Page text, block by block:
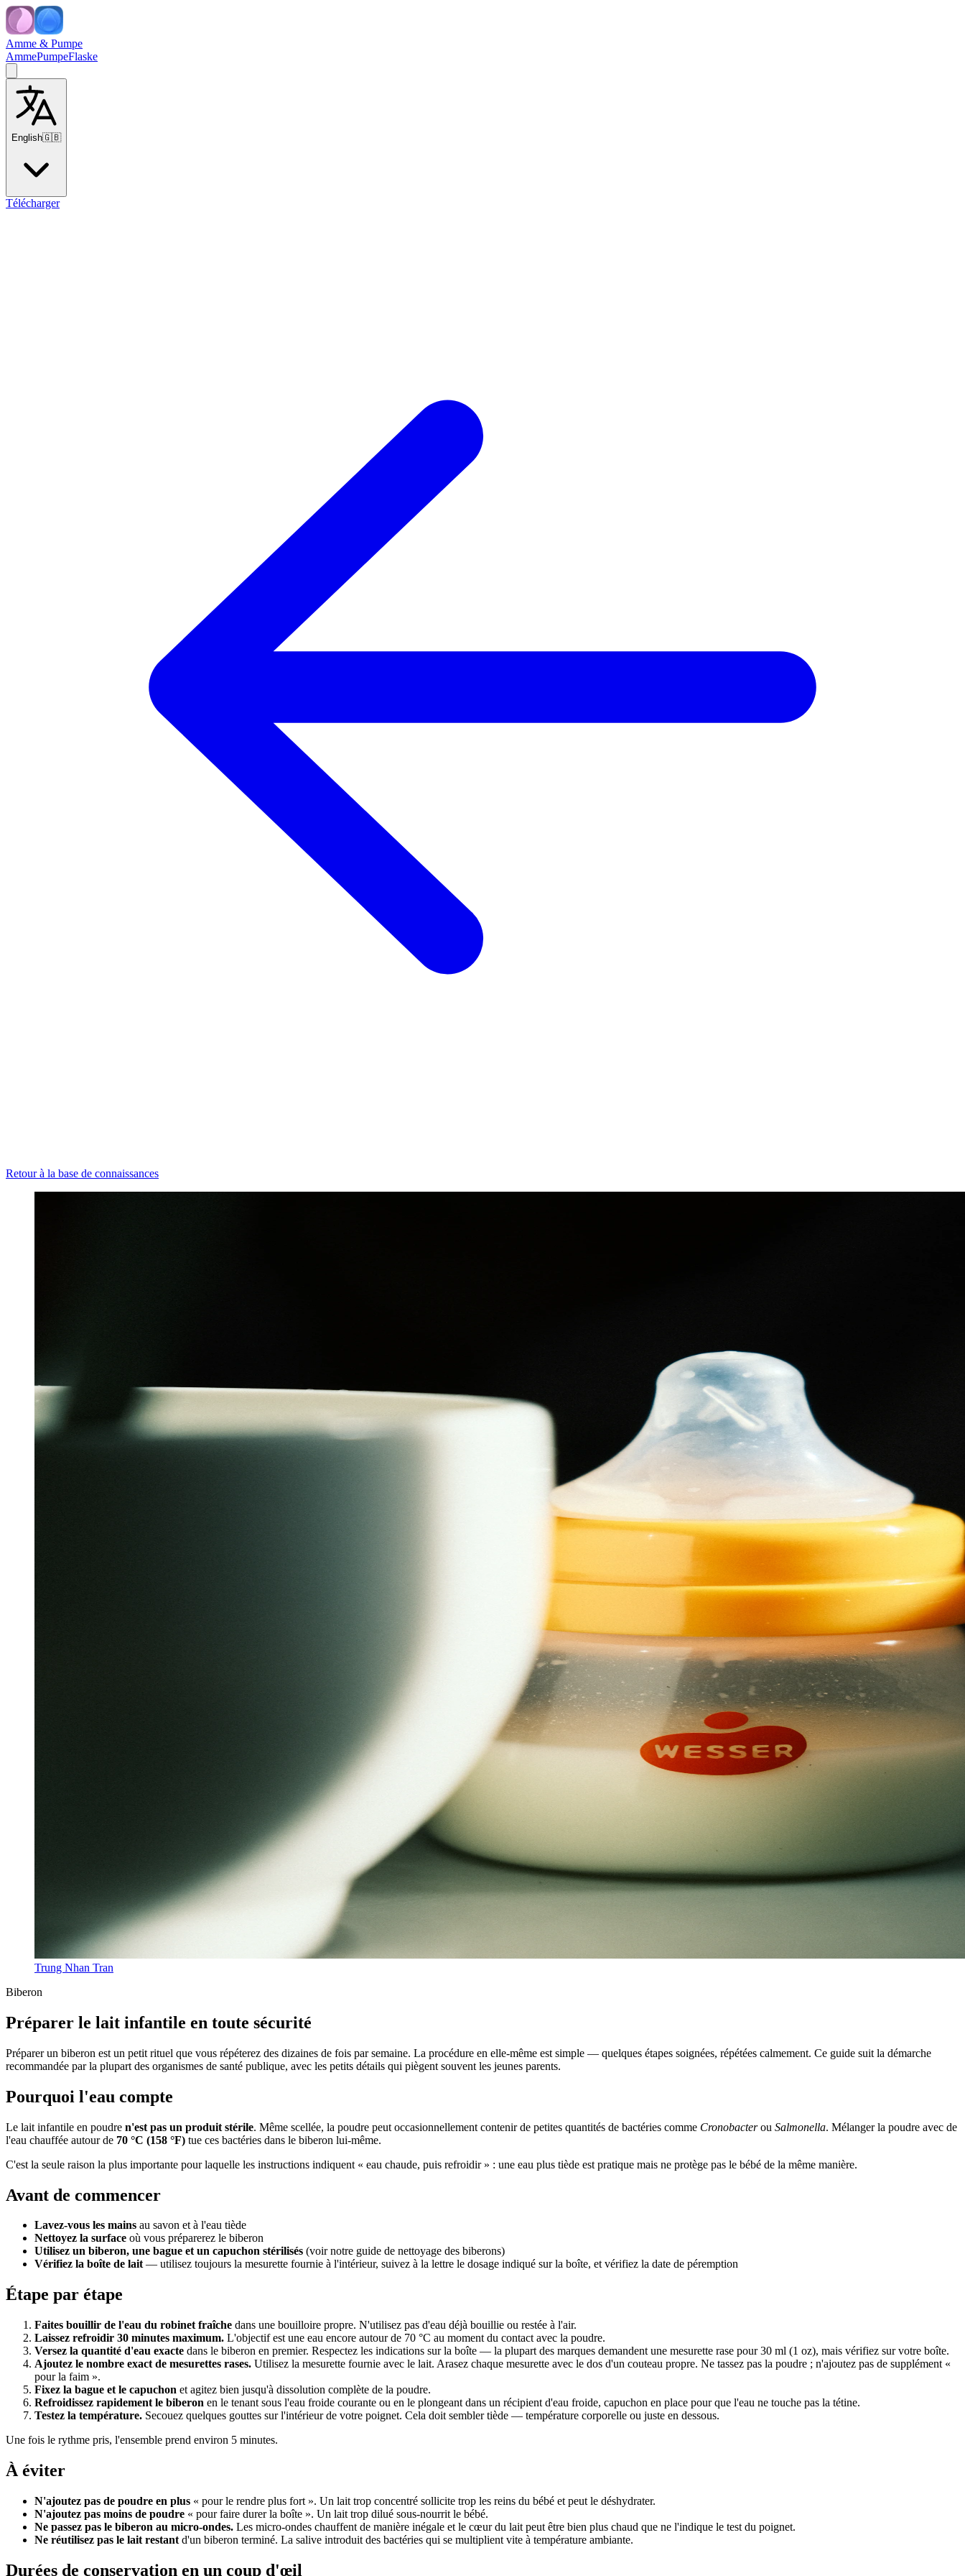
Amme & Pumpe
AmmePumpeFlaske
English🇬🇧
Télécharger
Retour à la base de connaissances
Trung Nhan Tran
Biberon
Préparer le lait infantile en toute sécurité
Préparer un biberon est un petit rituel que vous répéterez des dizaines de fois par semaine. La procédure en elle-même est simple — quelques étapes soignées, répétées calmement. Ce guide suit la démarche
recommandée par la plupart des organismes de santé publique, avec les petits détails qui piègent souvent les jeunes parents.
Pourquoi l'eau compte
Le lait infantile en poudre n'est pas un produit stérile. Même scellée, la poudre peut occasionnellement contenir de petites quantités de bactéries comme Cronobacterou Salmonella. Mélanger la poudre avec de
l'eau chauffée autour de 70 °C (158 °F) tue ces bactéries dans le biberon lui-même.
C'est la seule raison la plus importante pour laquelle les instructions indiquent « eau chaude, puis refroidir » : une eau plus tiède est pratique mais ne protège pas le bébé de la même manière.
Avant de commencer
Lavez-vous les mains au savon et à l'eau tiède
Nettoyez la surface où vous préparerez le biberon
Utilisez un biberon, une bague et un capuchon stérilisés (voir notre guide de nettoyage des biberons)
Vérifiez la boîte de lait— utilisez toujours la mesurette fournie à l'intérieur, suivez à la lettre le dosage indiqué sur la boîte, et vérifiez la date de péremption
Étape par étape
Faites bouillir de l'eau du robinet fraîche dans une bouilloire propre. N'utilisez pas d'eau déjà bouillie ou restée à l'air.
Laissez refroidir 30 minutes maximum. L'objectif est une eau encore autour de 70 °C au moment du contact avec la poudre.
Versez la quantité d'eau exacte dans le biberon en premier. Respectez les indications sur la boîte — la plupart des marques demandent une mesurette rase pour 30 ml (1 oz), mais vérifiez sur votre boîte.
Ajoutez le nombre exact de mesurettes rases. Utilisez la mesurette fournie avec le lait. Arasez chaque mesurette avec le dos d'un couteau propre. Ne tassez pas la poudre ; n'ajoutez pas de supplément «
pour la faim ».
Fixez la bague et le capuchon et agitez bien jusqu'à dissolution complète de la poudre.
Refroidissez rapidement le biberon en le tenant sous l'eau froide courante ou en le plongeant dans un récipient d'eau froide, capuchon en place pour que l'eau ne touche pas la tétine.
Testez la température. Secouez quelques gouttes sur l'intérieur de votre poignet. Cela doit sembler tiède — température corporelle ou juste en dessous.
Une fois le rythme pris, l'ensemble prend environ 5 minutes.
À éviter
N'ajoutez pas de poudre en plus « pour le rendre plus fort ». Un lait trop concentré sollicite trop les reins du bébé et peut le déshydrater.
N'ajoutez pas moins de poudre « pour faire durer la boîte ». Un lait trop dilué sous-nourrit le bébé.
Ne passez pas le biberon au micro-ondes. Les micro-ondes chauffent de manière inégale et le cœur du lait peut être bien plus chaud que ne l'indique le test du poignet.
Ne réutilisez pas le lait restant d'un biberon terminé. La salive introduit des bactéries qui se multiplient vite à température ambiante.
Durées de conservation en un coup d'œil